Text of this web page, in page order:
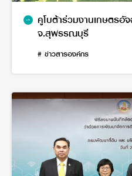
คูโบต้าร่วมงานเกษตรอั
จ.สุพรรณบุรี
# ข่าวสารองค์กร